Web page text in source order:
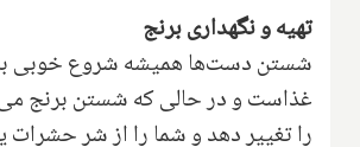
تهیه و نگهداری برنج
شستن دست‌ها همیشه شروع خوبی
غذاست و در حالی که شستن برنج
را تغییر دهد و شما را از شر حشرات